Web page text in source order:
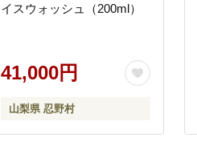
イスウォッシュ（200ml）
41,000円
山梨県 忍野村